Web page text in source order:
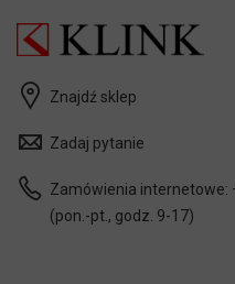
Znajdź sklep
Zadaj pytanie
Zamówienia internetowe:
(pon.-pt., godz. 9-17)